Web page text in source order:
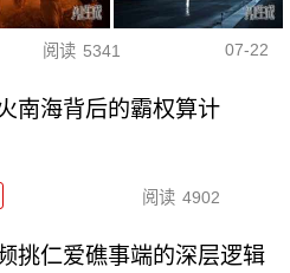
阅读 5341 07-22
南海背后的霸权算计
阅读 4902
挑仁爱礁事端的深层逻辑